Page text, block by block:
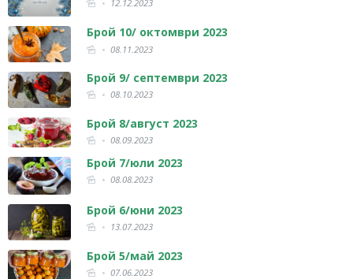
12.12.2023
Брой 10/ октомври 2023
08.11.2023
Брой 9/ септември 2023
08.10.2023
Брой 8/август 2023
08.09.2023
Брой 7/юли 2023
08.08.2023
Брой 6/юни 2023
13.07.2023
Брой 5/май 2023
07.06.2023